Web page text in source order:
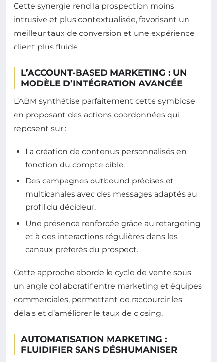
Cette synergie rend la prospection moins
intrusive et plus contextualisée, favorisant un
meilleur taux de conversion et une expérience
client plus fluide.
L’ACCOUNT-BASED MARKETING : UN
MODÈLE D’INTÉGRATION AVANCÉE
L’ABM synthétise parfaitement cette symbiose
en proposant des actions coordonnées qui
reposent sur :
La création de contenus personnalisés en
fonction du compte cible.
Des campagnes outbound précises et
multicanales avec des messages adaptés au
profil du décideur.
Une présence renforcée grâce au retargeting
et à des interactions régulières dans les
canaux préférés du prospect.
Cette approche aborde le cycle de vente sous
un angle collaboratif entre marketing et équipes
commerciales, permettant de raccourcir les
délais et d’améliorer le taux de closing.
AUTOMATISATION MARKETING :
FLUIDIFIER SANS DÉSHUMANISER